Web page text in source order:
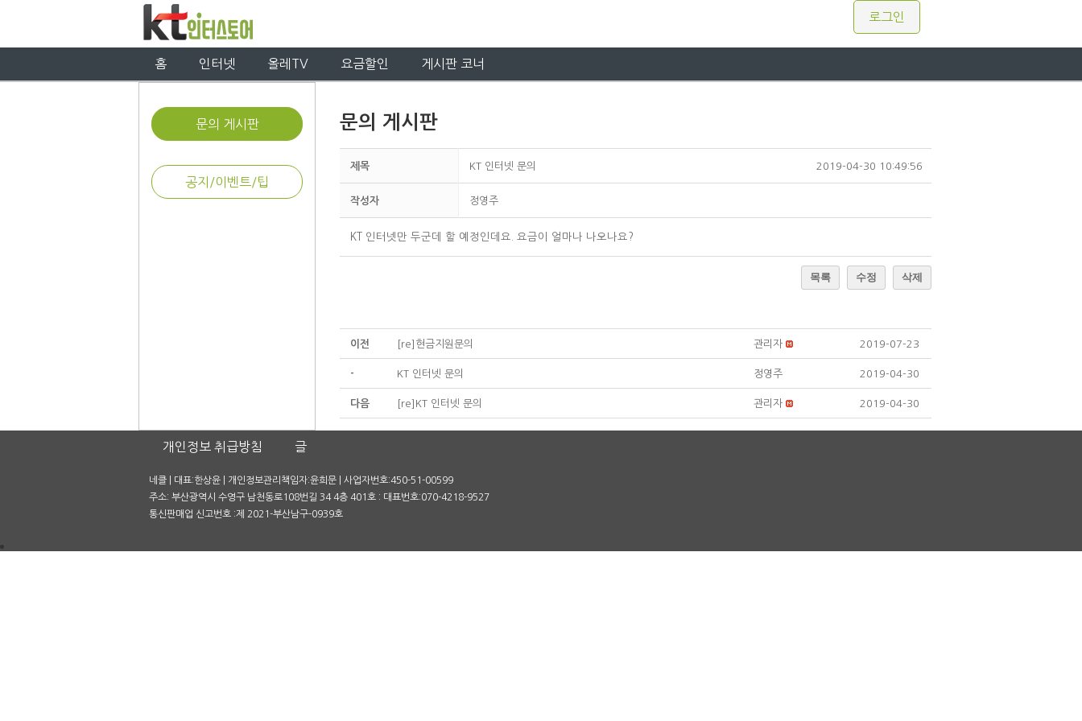
로그인
홈 인터넷 올레TV 요금할인 게시판 코너
문의 게시판
공지/이벤트/팁
문의 게시판
제목 KT 인터넷 문의 2019-04-30 10:49:56
작성자 정영주
KT 인터넷만 두군데 할 예정인데요. 요금이 얼마나 나오나요?
목록 수정 삭제
이전 [re]현금지원문의 관리자 2019-07-23
- KT 인터넷 문의 정영주 2019-04-30
다음 [re]KT 인터넷 문의 관리자 2019-04-30
개인정보 취급방침 글
네클 | 대표:한상윤 | 개인정보관리책임자:윤희문 | 사업자번호:450-51-00599
주소: 부산광역시 수영구 남천동로108번길 34 4층 401호 : 대표번호:070-4218-9527
통신판매업 신고번호 :제 2021-부산남구-0939호